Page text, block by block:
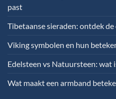
past
Tibetaanse sieraden: ontdek
Viking symbolen en hun
Edelsteen vs Natuursteen: wat
Wat maakt een armband